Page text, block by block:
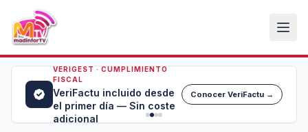
VERIGEST · CUMPLIMIENTO
FISCAL
VeriFactu incluido desde
el primer día — Sin coste
adicional
Conocer VeriFactu →